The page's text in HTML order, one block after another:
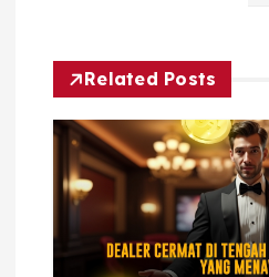
v
g
a
Related Posts